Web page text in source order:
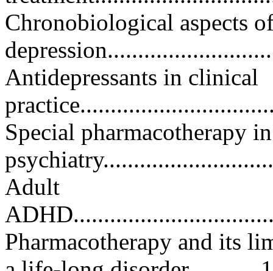
Chronobiological aspects
Antidepressants in clinical
Special pharmacotherapy
Adult
Pharmacotherapy and its